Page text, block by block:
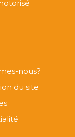
nous?
du site